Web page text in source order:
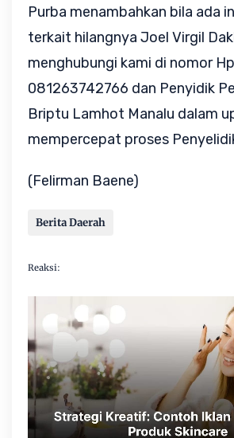
Purba menambahkan bila ada
terkait hilangnya Joel Virgil
menghubungi kami di nomor
081263742766 dan Penyidik
Briptu Lamhot Manalu dalam
mempercepat proses
(Felirman Baene)
Berita Daerah
Reaksi: